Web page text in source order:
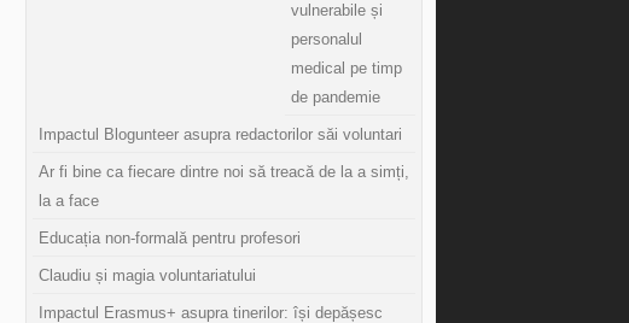
vulnerabile și
personalul
medical pe timp
de pandemie
Impactul Blogunteer asupra redactorilor săi voluntari
Ar fi bine ca fiecare dintre noi să treacă de la a simți,
la a face
Educația non-formală pentru profesori
Claudiu și magia voluntariatului
Impactul Erasmus+ asupra tinerilor: își depășesc